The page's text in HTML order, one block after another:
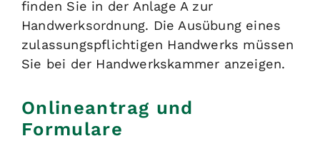
finden Sie in der Anlage A zur
Handwerksordnung. Die Ausübung eines
zulassungspflichtigen Handwerks müssen
Sie bei der Handwerkskammer anzeigen.
Onlineantrag und
Formulare